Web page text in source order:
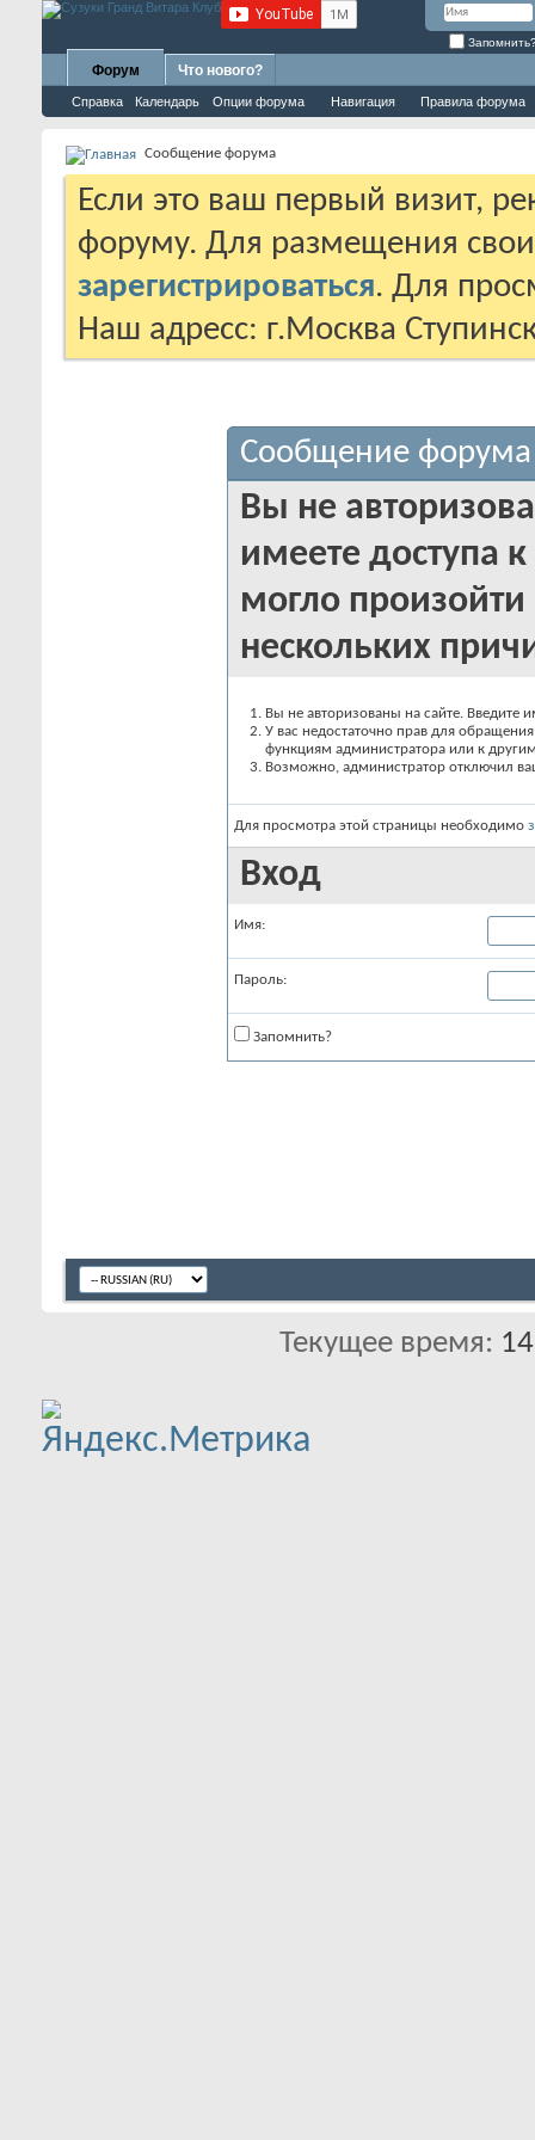
Форум
Справка Календарь Опции форума Навигация Правила форума
Что нового?
Сообщение форума
Если это ваш первый визит,
форуму. Для размещения
зарегистрироваться. Для
Наш адресс: г.Москва
Сообщение форума
Вы не
имеете доступа
могло
нескольких
Вы не авторизованы на сайте. Введите
У вас недостаточно прав для
функциям администратора или к
Возможно, администратор отключил
Для просмотра этой страницы необходимо
Вход
Имя:
Пароль:
Запомнить?
Текущее время: